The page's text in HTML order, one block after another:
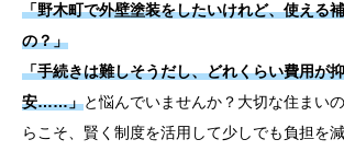
「野木町で外壁塗装をしたいけれど、使える
の？」
「手続きは難しそうだし、どれくらい費用が
安……」と悩んでいませんか？大切な住まい
らこそ、賢く制度を活用して少しでも負担を
お問い合わせ